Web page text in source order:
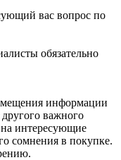
вас вопрос по
обязательно
информации
важного
интересующие
сомнения в покупке.